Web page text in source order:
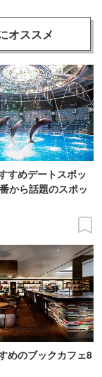
オススメ
すめデートスポッ
から話題のスポッ
めのブックカフェ8